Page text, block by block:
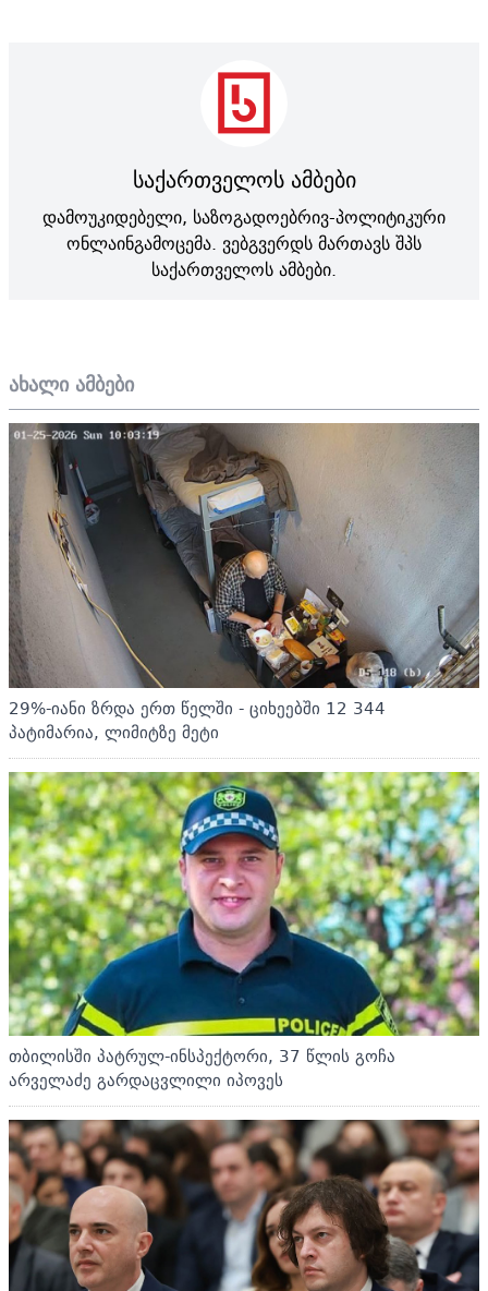
ახალი ამბები
29%-იანი ზრდა ერთ წელში - ციხეებში 12 344
პატიმარია, ლიმიტზე მეტი
თბილისში პატრულ-ინსპექტორი, 37 წლის გოჩა
არველაძე გარდაცვლილი იპოვეს
საქართველოს ამბები
დამოუკიდებელი, საზოგადოებრივ-პოლიტიკური
ონლაინგამოცემა. ვებგვერდს მართავს შპს
საქართველოს ამბები.